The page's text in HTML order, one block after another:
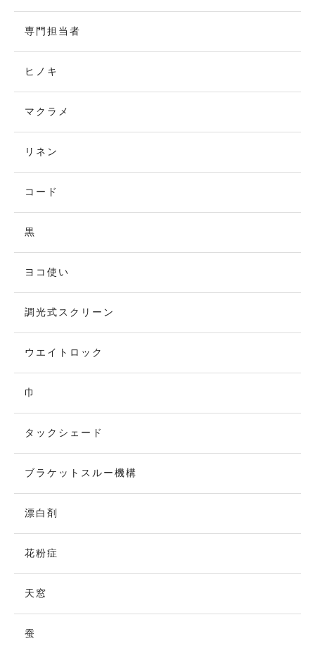
専門担当者
ヒノキ
マクラメ
リネン
コード
黒
ヨコ使い
調光式スクリーン
ウエイトロック
巾
タックシェード
ブラケットスルー機構
漂白剤
花粉症
天窓
蚕